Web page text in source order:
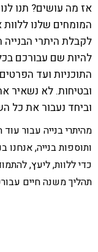
אז מה עושים? תנו
המומחים שלנו
לקבלת היתרי
להיות שם עבורכם
התוכניות ועד
ובטיחות. לא נשאיר
וביחד נעבור את כל
ותוספות בנייה,
כדי ללוות, ליעץ,
תהליך משנה חיים